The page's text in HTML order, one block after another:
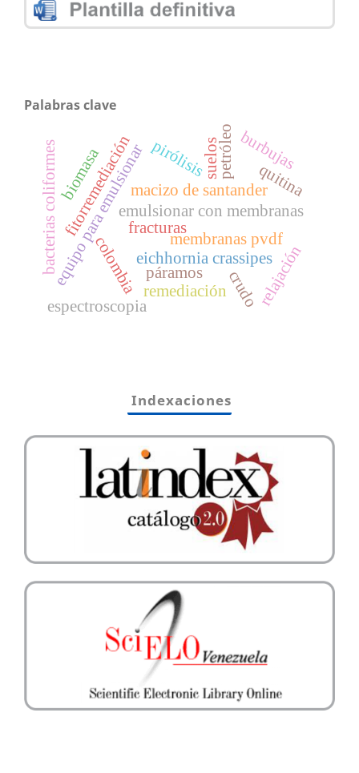
Palabras clave
emulsionar con membranas
membranas pvdf
equipo para emulsionar
bacterias coliformes eichhornia crassipes
fitorremediaciónmacizo de santander
fracturas
páramos
colombia
pirólisis
biomasa suelospetróleo
remediación
espectroscopia relajación
crudo
quitina
burbujas
Indexaciones